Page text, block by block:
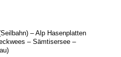
– Alp Hasenplatten
– Sämtisersee –